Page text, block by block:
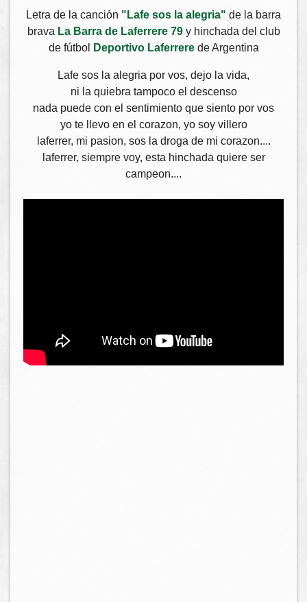
Letra de la canción "Lafe sos la alegria" de la barra
brava La Barra de Laferrere 79y hinchada del club
de fútbol
Deportivo Laferrerede Argentina
Lafe sos la alegria por vos, dejo la vida,
ni la quiebra tampoco el descenso
nada puede con el sentimiento que siento por vos
yo te llevo en el corazon, yo soy villero
laferrer, mi pasion, sos la droga de mi corazon....
laferrer, siempre voy, esta hinchada quiere ser
campeon....